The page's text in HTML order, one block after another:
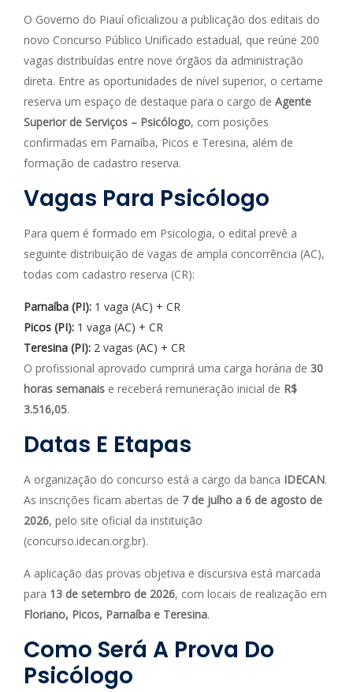
O Governo do Piauí oficializou a publicação dos editais do
novo Concurso Público Unificado estadual, que reúne 200
vagas distribuídas entre nove órgãos da administração
direta. Entre as oportunidades de nível superior, o certame
reserva um espaço de destaque para o cargo de Agente
Superior de Serviços – Psicólogo, com posições
confirmadas em Parnaíba, Picos e Teresina, além de
formação de cadastro reserva.
Vagas Para Psicólogo
Para quem é formado em Psicologia, o edital prevê a
seguinte distribuição de vagas de ampla concorrência (AC),
todas com cadastro reserva (CR):
Parnaíba (PI): 1 vaga (AC) + CR
Picos (PI): 1 vaga (AC) + CR
Teresina (PI): 2 vagas (AC) + CR
O profissional aprovado cumprirá uma carga horária de 30
horas semanais e receberá remuneração inicial de R$
3.516,05.
Datas E Etapas
A organização do concurso está a cargo da banca IDECAN.
As inscrições ficam abertas de 7 de julho a 6 de agosto de
2026, pelo site oficial da instituição
(concurso.idecan.org.br).
A aplicação das provas objetiva e discursiva está marcada
para 13 de setembro de 2026, com locais de realização em
Floriano, Picos, Parnaíba e Teresina.
Como Será A Prova Do
Psicólogo